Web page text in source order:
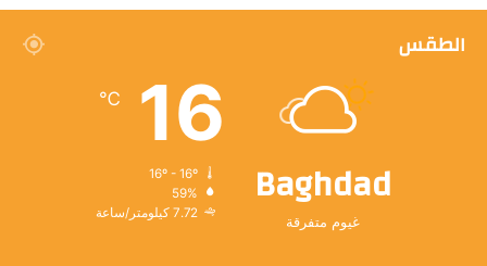
الطقس
Baghdad
غيوم متفرقة
16
℃
59%
7.72 كيلومتر/ساعة